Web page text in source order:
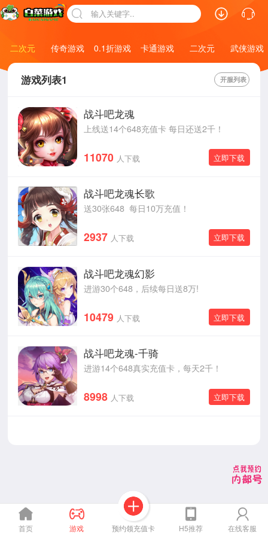
首页 游戏 预约领充值卡 H5推荐 在线客服
输入关键字..
二次元
仙侠游戏 传奇游戏 0.1折游戏 卡通游戏 二次元 武侠游戏
游戏列表1 开服列表
战斗吧龙魂
上线送14个648充值卡 每日还送2千！
11070 人下载 立即下载
战斗吧龙魂长歌
送30张648 每日10万充值！
2937 人下载 立即下载
战斗吧龙魂幻影
进游30个648，后续每日送8万!
10479 人下载 立即下载
战斗吧龙魂-千骑
进游14个648真实充值卡，每天2千！
8998 人下载 立即下载